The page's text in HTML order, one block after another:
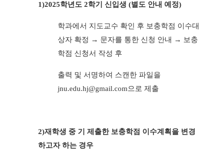
1)2025학년도 2학기 신입생 (별도 안내 예정)
학과에서 지도교수 확인 후 보충학점 이수대
상자 확정 → 문자를 통한 신청 안내 → 보충
학점 신청서 작성 후
출력 및 서명하여 스캔한 파일을
jnu.edu.hj@gmail.com으로 제출
2)재학생 중 기 제출한 보충학점 이수계획을 변경
하고자 하는 경우